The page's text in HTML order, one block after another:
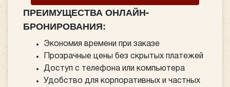
ПРЕИМУЩЕСТВА ОНЛАЙН-
БРОНИРОВАНИЯ:
Экономия времени при заказе
Прозрачные цены без скрытых платежей
Доступ с телефона или компьютера
Удобство для корпоративных и частных